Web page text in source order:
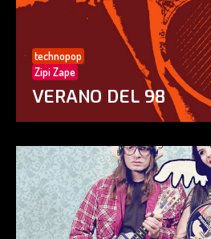
technopop
Zipi Zape
VERANO DEL 98